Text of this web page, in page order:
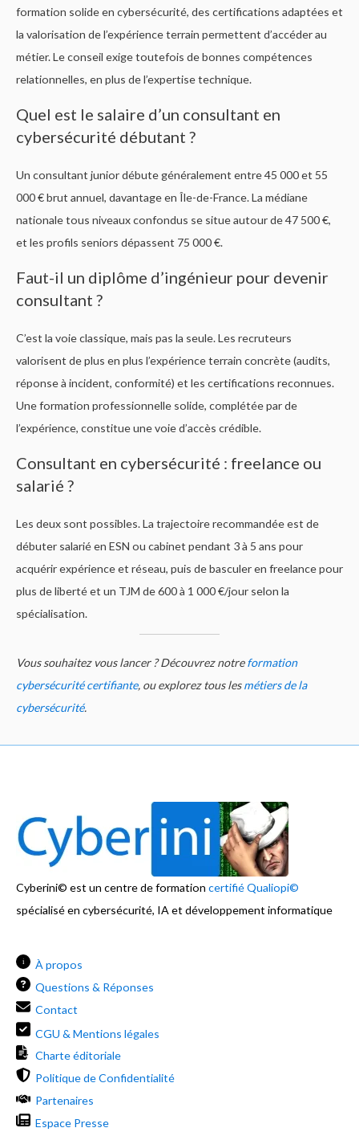
formation solide en cybersécurité, des certifications adaptées et
la valorisation de l’expérience terrain permettent d’accéder au
métier. Le conseil exige toutefois de bonnes compétences
relationnelles, en plus de l’expertise technique.
Quel est le salaire d’un consultant en
cybersécurité débutant ?
Un consultant junior débute généralement entre 45 000 et 55
000 € brut annuel, davantage en Île-de-France. La médiane
nationale tous niveaux confondus se situe autour de 47 500 €,
et les profils seniors dépassent 75 000 €.
Faut-il un diplôme d’ingénieur pour devenir
consultant ?
C’est la voie classique, mais pas la seule. Les recruteurs
valorisent de plus en plus l’expérience terrain concrète (audits,
réponse à incident, conformité) et les certifications reconnues.
Une formation professionnelle solide, complétée par de
l’expérience, constitue une voie d’accès crédible.
Consultant en cybersécurité : freelance ou
salarié ?
Les deux sont possibles. La trajectoire recommandée est de
débuter salarié en ESN ou cabinet pendant 3 à 5 ans pour
acquérir expérience et réseau, puis de basculer en freelance pour
plus de liberté et un TJM de 600 à 1 000 €/jour selon la
spécialisation.
Vous souhaitez vous lancer ? Découvrez notreformation
cybersécurité certifiante, ou explorez tous lesmétiers de la
cybersécurité.
Cyberini© est un centre de formation certifié Qualiopi©
spécialisé en cybersécurité, IA et développement informatique
i
À propos
Questions & Réponses
Contact
CGU & Mentions légales
Charte éditoriale
Politique de Confidentialité
Partenaires
Espace Presse